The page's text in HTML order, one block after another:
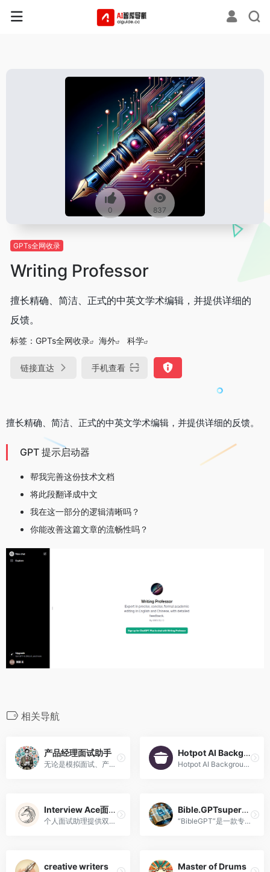
0 837
GPTs全网收录
Writing Professor
擅长精确、简洁、正式的中英文学术编辑，并提供详细的
反馈。
标签： GPTs全网收录 海外 科学
链接直达 手机查看
擅长精确、简洁、正式的中英文学术编辑，并提供详细的反馈。
GPT 提示启动器
帮我完善这份技术文档
将此段翻译成中文
我在这一部分的逻辑清晰吗？
你能改善这篇文章的流畅性吗？
相关导航
产品经理面试助手
无论是模拟面试、产品分析技巧还是答题技巧，我都可以提供帮助
Hotpot AI Background Remover
Hotpot AI Background Remover
Interview Ace面试高手
个人面试助理提供双语答案。面试指导，中英双语回答
Bible.GPTsuperstore.com
“BibleGPT”是一款专门的人工智能工具，旨在增强对圣经文本的参与和理解。找到适合任何生活情况的完美经文。??
creative writers Master of Drums